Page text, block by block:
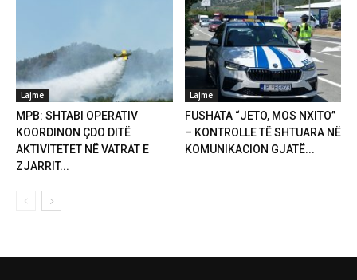
Lajme
MPB: SHTABI OPERATIV
KOORDINON ÇDO DITË
AKTIVITETET NË VATRAT E
ZJARRIT...
Lajme
FUSHATA “JETO, MOS NXITO”
– KONTROLLE TË SHTUARA NË
KOMUNIKACION GJATË...